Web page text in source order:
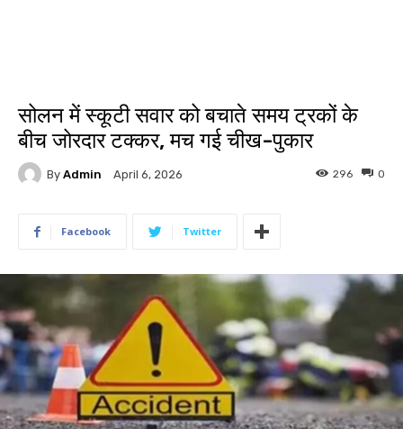
सोलन में स्कूटी सवार को बचाते समय ट्रकों के
बीच जोरदार टक्कर, मच गई चीख-पुकार
By Admin April 6, 2026 0
296
Facebook Twitter